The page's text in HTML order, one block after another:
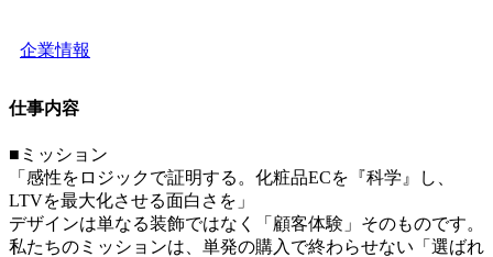
企業情報
仕事内容
■ミッション
「感性をロジックで証明する。化粧品ECを『科学』し、
LTVを最大化させる面白さを」
デザインは単なる装飾ではなく「顧客体験」そのものです。
私たちのミッションは、単発の購入で終わらせない「選ばれ